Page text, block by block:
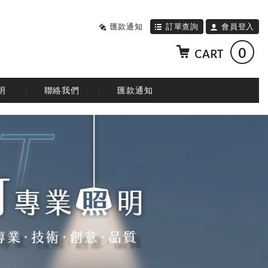
匯款通知 訂單查詢 會員登入
CART 0
聯絡我們 匯款通知